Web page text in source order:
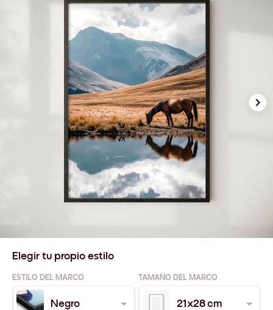
Elegir tu propio estilo
ESTILO DEL MARCO TAMAÑO DEL MARCO
Negro 21x28 cm